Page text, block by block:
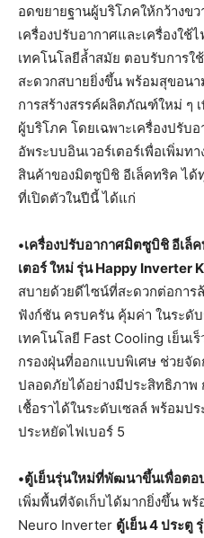
อดขยายฐานผู้บริโภคให้กว้างข
เครื่องปรับอากาศและเครื่องใ
เทคโนโลยีล้ำสมัย ตอบรับการ
สะดวกสบายยิ่งขึ้น พร้อมสุขอน
การสร้างสรรค์ผลิตภัณฑ์ใหม่ ๆ
ผู้บริโภค โดยเฉพาะเครื่องปรับ
อัพระบบอินเวอร์เตอร์เพื่อเพิ่มท
สินค้าของมิตซูบิชิ อีเล็คทริค ไ
ที่เปิดตัวในปีนี้ ได้แก่
•เครื่องปรับอากาศมิตซูบิชิ อีเล็
เตอร์ ใหม่ รุ่น Happy Inverter
สบายด้วยดีไซน์ที่สะดวกต่อการ
ฟังก์ชัน ครบครัน คุ้มค่า ในระดั
เทคโนโลยี Fast Cooling เย็น
กรองฝุ่นที่ออกแบบพิเศษ ช่วยจั
ปลอดภัยได้อย่างมีประสิทธิภาพ
เชื้อราได้ในระดับเซลล์ พร้อมป
ประหยัดไฟเบอร์ 5
•ตู้เย็นรุ่นใหม่ที่พัฒนาขึ้นเพื่อตอ
เพิ่มพื้นที่จัดเก็บได้มากยิ่งขึ้น พ
Neuro Inverter ตู้เย็น 4 ประตู